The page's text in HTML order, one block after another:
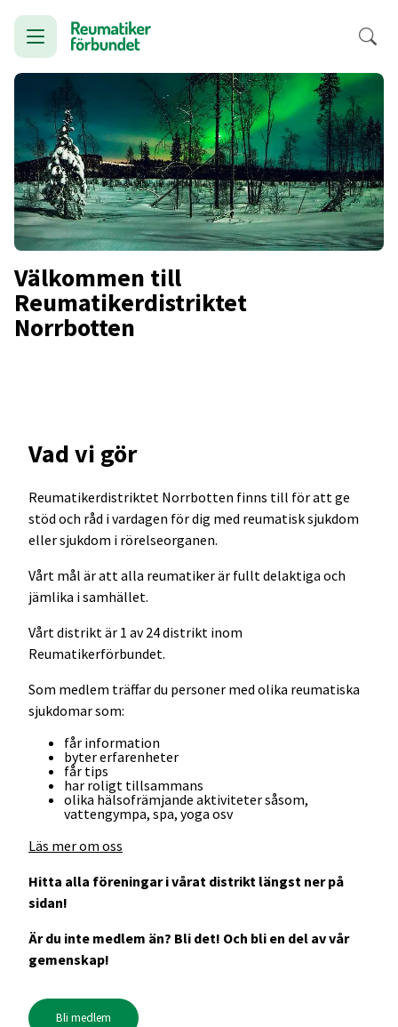
Välkommen till
Reumatikerdistriktet
Norrbotten
Vad vi gör
Reumatikerdistriktet Norrbotten finns till för att ge
stöd och råd i vardagen för dig med reumatisk sjukdom
eller sjukdom i rörelseorganen.
Vårt mål är att alla reumatiker är fullt delaktiga och
jämlika i samhället.
Vårt distrikt är 1 av 24 distrikt inom
Reumatikerförbundet.
Som medlem träffar du personer med olika reumatiska
sjukdomar som:
får information
byter erfarenheter
får tips
har roligt tillsammans
olika hälsofrämjande aktiviteter såsom,
vattengympa, spa, yoga osv
Läs mer om oss
Hitta alla föreningar i vårat distrikt längst ner på
sidan!
Är du inte medlem än? Bli det! Och bli en del av vår
gemenskap!
Bli medlem